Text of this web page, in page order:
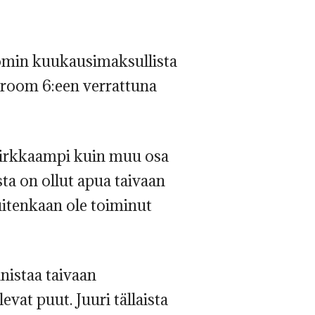
kuukausimaksullista
6:een verrattuna
kuin muu osa
on ollut apua taivaan
ole toiminut
taivaan
puut. Juuri tällaista